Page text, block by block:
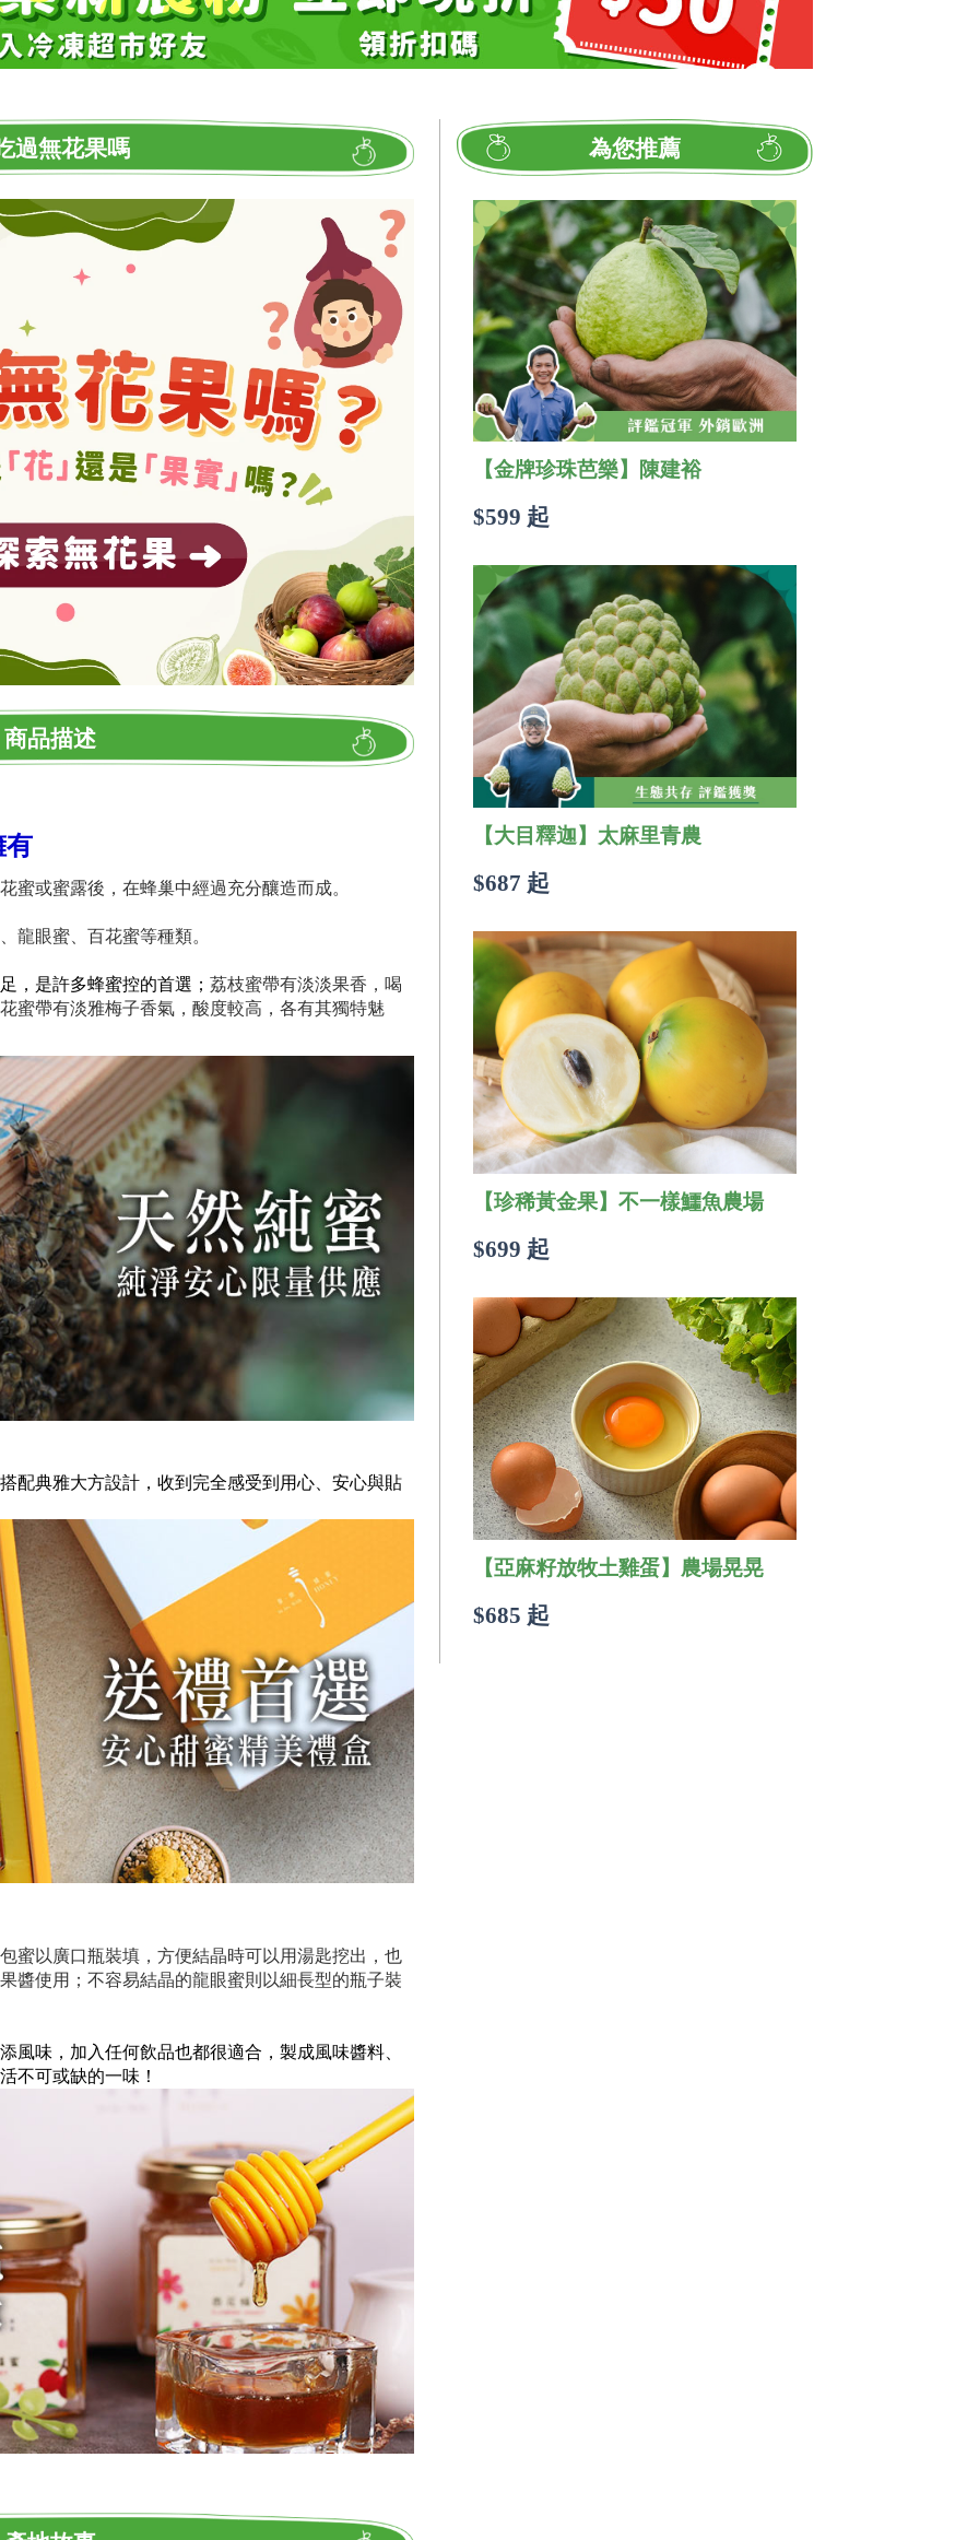
過無花果嗎
商品描述
有
蜜或蜜露後，在蜂巢中經過充分釀造而成。
龍眼蜜、百花蜜等種類。
，是許多蜂蜜控的首選； 荔枝蜜帶有淡淡果香，喝
蜜帶有淡雅梅子香氣，酸度較高，各有其獨特魅
配典雅大方設計，收到完全感受到用心、安心與貼
蜜以廣口瓶裝填，方便結晶時可以用湯匙挖出，也
醬使用；不容易結晶的龍眼蜜則以細長型的瓶子裝
風味，加入任何飲品也都很適合，製成風味醬料、
不可或缺的一味！
為您推薦
【金牌珍珠芭樂】陳建裕
$599 起
【大目釋迦】太麻里青農
$687 起
【珍稀黃金果】不一樣鱷魚農場
$699 起
【亞麻籽放牧土雞蛋】農場晃晃
$685 起